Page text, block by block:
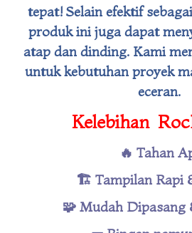
tepat! Selain efektif
produk ini juga dapat
atap dan dinding. Kami
untuk kebutuhan proyek
eceran.
Kelebihan
🔥 Tahan
🏗️ Tampilan Rapi
🧩 Mudah Dipasang